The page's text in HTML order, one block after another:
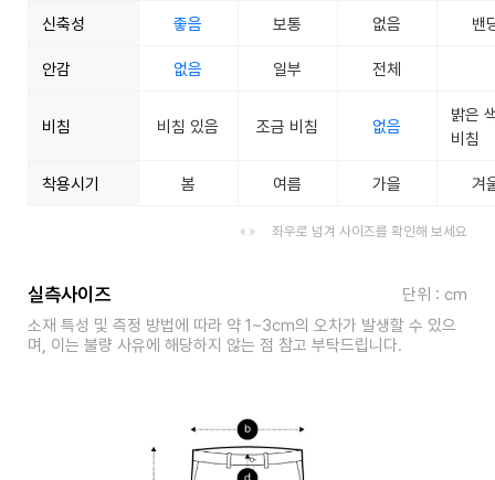
신축성 좋음 보통 없음 밴
안감 없음 일부 전체
비침 비침 있음 조금 비침 없음
밝은
비침
착용시기 봄 여름 가을 겨
좌우로 넘겨 사이즈를 확인해 보세요
실측사이즈
단위 : cm
소재 특성 및 측정 방법에 따라 약 1~3cm의 오차가 발생할 수 있으
며, 이는 불량 사유에 해당하지 않는 점 참고 부탁드립니다.